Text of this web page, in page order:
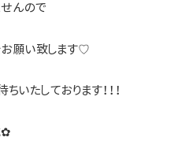
んので
願い致します♡
いたしております！！！
✿